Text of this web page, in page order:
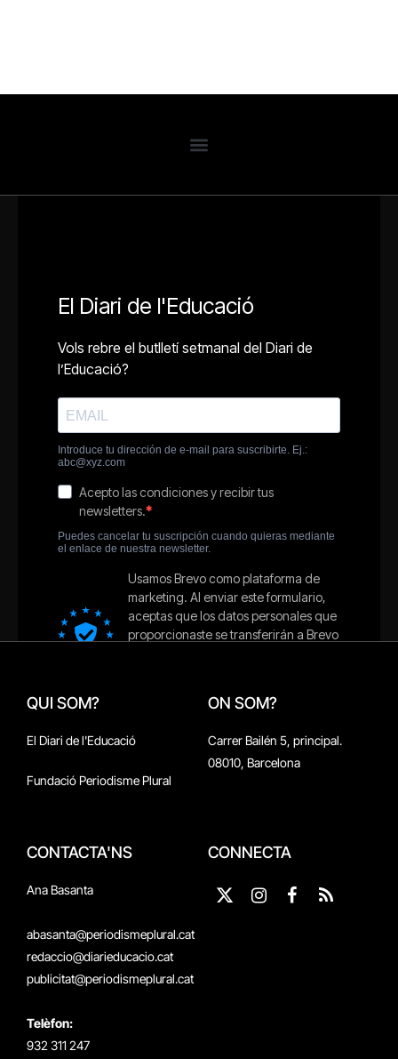
QUI SOM?
El Diari de l'Educació
Fundació Periodisme Plural
ON SOM?
Carrer Bailén 5, principal.
08010, Barcelona
CONTACTA'NS
Ana Basanta
abasanta@periodismeplural.cat
redaccio@diarieducacio.cat
publicitat@periodismeplural.cat
Telèfon:
932 311 247
CONNECTA
X
InstagramFacebook
RSS